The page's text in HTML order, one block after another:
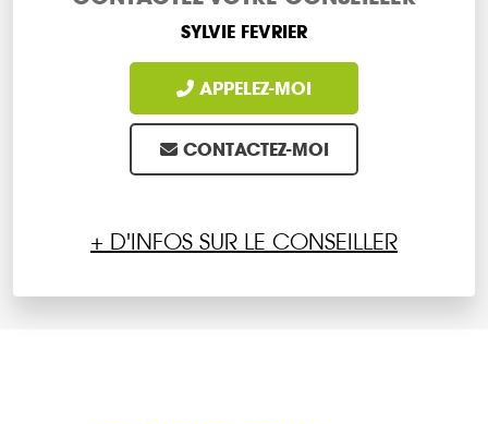
SYLVIE FEVRIER
APPELEZ-MOI
CONTACTEZ-MOI
+ D'INFOS SUR LE CONSEILLER